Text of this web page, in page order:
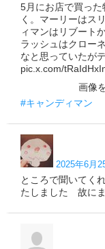
5月にお店で買っ
く。マーリーはス
ィマンはリブート
ラッシュはクロー
なと思っていたが
pic.x.com/
画像
#キャンディマン
2025年6月
ところで聞いてく
たしました 故に